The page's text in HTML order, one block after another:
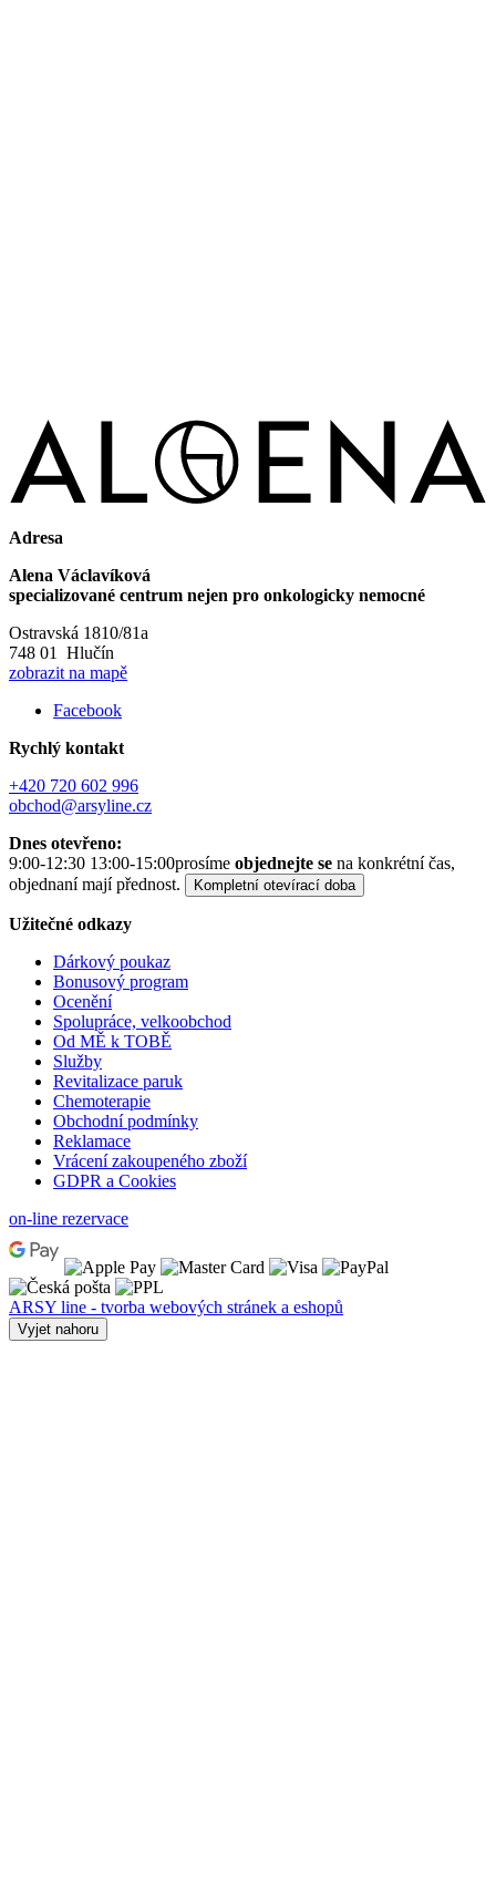
Adresa
Alena Václavíková
specializované centrum nejen pro onkologicky nemocné
Ostravská 1810/81a
748 01 Hlučín
zobrazit na mapě
Facebook
Rychlý kontakt
+420 720 602 996
obchod@arsyline.cz
Dnes otevřeno:
9:00-12:30 13:00-15:00prosíme objednejte se na konkrétní čas,
objednaní mají přednost.
Kompletní otevírací doba
Užitečné odkazy
Dárkový poukaz
Bonusový program
Ocenění
Spolupráce, velkoobchod
Od MĚ k TOBĚ
Služby
Revitalizace paruk
Chemoterapie
Obchodní podmínky
Reklamace
Vrácení zakoupeného zboží
GDPR a Cookies
on-line rezervace
ARSY line - tvorba webových stránek a eshopů
Vyjet nahoru